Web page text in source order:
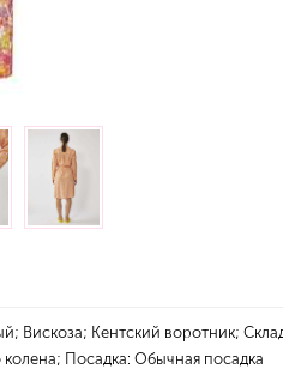
Кентский воротник;
Посадка: Обычная посадка